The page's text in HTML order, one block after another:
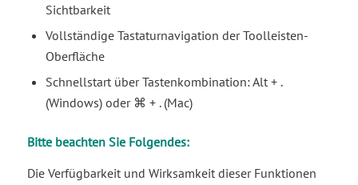
Sichtbarkeit
Vollständige Tastaturnavigation der Toolleisten-
Oberfläche
Schnellstart über Tastenkombination: Alt + .
(Windows) oder ⌘ + . (Mac)
Bitte beachten Sie Folgendes:
Die Verfügbarkeit und Wirksamkeit dieser Funktionen